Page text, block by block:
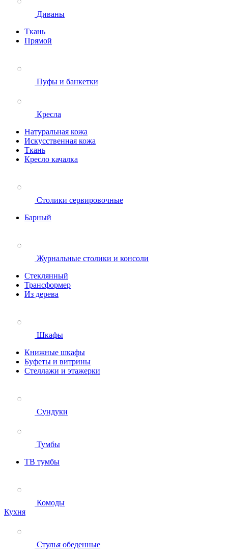
Диваны
Ткань
Прямой
Пуфы и банкетки
Кресла
Натуральная кожа
Искусственная кожа
Ткань
Кресло качалка
Столики сервировочные
Барный
Журнальные столики и консоли
Стеклянный
Трансформер
Из дерева
Шкафы
Книжные шкафы
Буфеты и витрины
Стеллажи и этажерки
Сундуки
Тумбы
ТВ тумбы
Комоды
Кухня
Стулья обеденные